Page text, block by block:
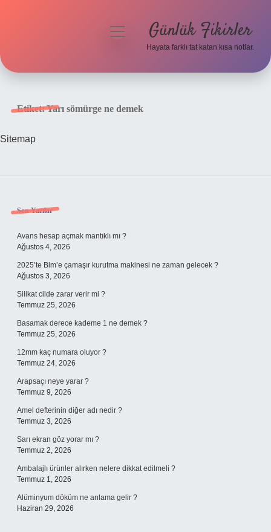
menüyü
Günlük Fikirler
Hayata farklı tat katan kısa notlar.
Etiket:Yarı sömürge ne demek
Sitemap
Sidebar
Son Yazılar
Avans hesap açmak mantıklı mı ?
Ağustos 4, 2026
2025’te Bim’e çamaşır kurutma makinesi ne zaman gelecek ?
Ağustos 3, 2026
Silikat cilde zarar verir mi ?
Temmuz 25, 2026
Basamak derece kademe 1 ne demek ?
Temmuz 25, 2026
12mm kaç numara oluyor ?
Temmuz 24, 2026
Arapsaçı neye yarar ?
Temmuz 9, 2026
Amel defterinin diğer adı nedir ?
Temmuz 3, 2026
Sarı ekran göz yorar mı ?
Temmuz 2, 2026
Ambalajlı ürünler alırken nelere dikkat edilmeli ?
Temmuz 1, 2026
Alüminyum döküm ne anlama gelir ?
Haziran 29, 2026